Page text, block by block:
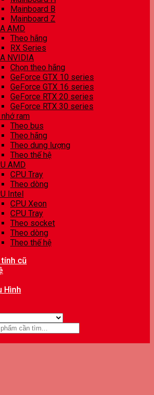
Mainboard B
Mainboard Z
AMD
Theo hãng
RX Series
NVIDIA
Chọn theo hãng
GeForce GTX 10 series
GeForce GTX 16 series
GeForce RTX 20 series
GeForce RTX 30 series
nhớ ram
Theo bus
Theo hãng
Theo dung lượng
Theo thế hệ
AMD
CPU Tray
Theo dòng
Intel
CPU Xeon
CPU Tray
Theo socket
Theo dòng
Theo thế hệ
cũ
Hình